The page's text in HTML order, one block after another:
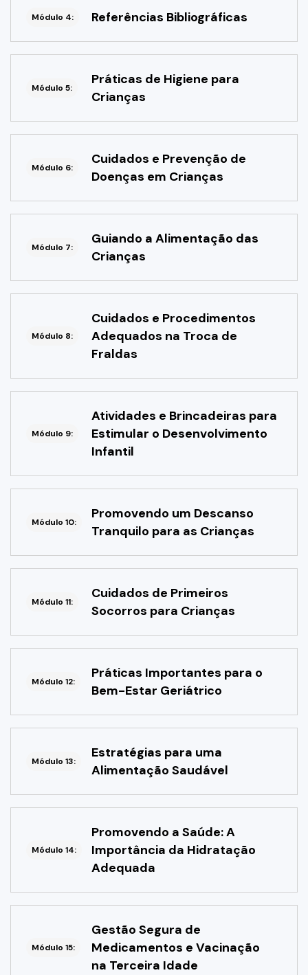
Módulo 4: Referências Bibliográficas
Módulo 5:
Práticas de Higiene para
Crianças
Módulo 6:
Cuidados e Prevenção de
Doenças em Crianças
Módulo 7:
Guiando a Alimentação das
Crianças
Módulo 8:
Cuidados e Procedimentos
Adequados na Troca de
Fraldas
Módulo 9:
Atividades e Brincadeiras para
Estimular o Desenvolvimento
Infantil
Módulo 10:
Promovendo um Descanso
Tranquilo para as Crianças
Módulo 11:
Cuidados de Primeiros
Socorros para Crianças
Módulo 12:
Práticas Importantes para o
Bem-Estar Geriátrico
Módulo 13:
Estratégias para uma
Alimentação Saudável
Módulo 14:
Promovendo a Saúde: A
Importância da Hidratação
Adequada
Módulo 15:
Gestão Segura de
Medicamentos e Vacinação
na Terceira Idade